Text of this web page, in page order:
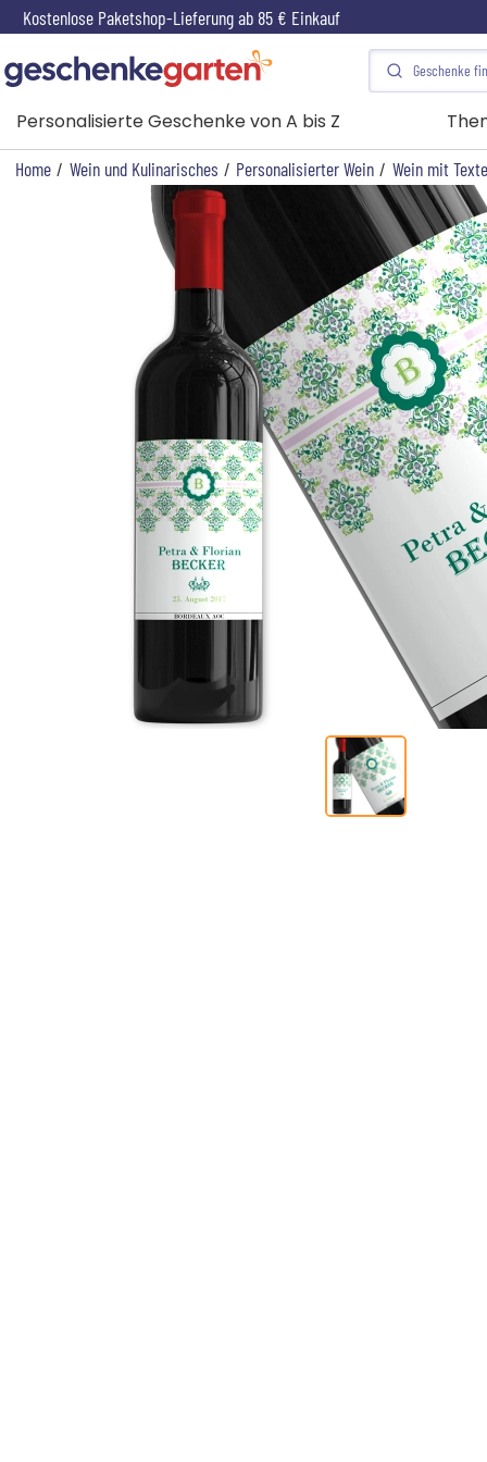
Kostenlose Paketshop-Lieferung ab 85 € Einkauf
Personalisierte Geschenke von A bis Z
Home / Wein und Kulinarisches / Personalisierter Wein / Wein mit